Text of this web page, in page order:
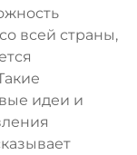
всей страны,
идеи и